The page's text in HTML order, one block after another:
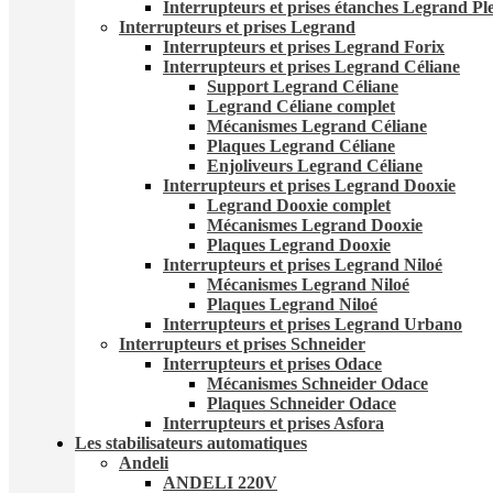
Interrupteurs et prises étanches Legrand
Interrupteurs et prises Legrand
Interrupteurs et prises Legrand Forix
Interrupteurs et prises Legrand Céliane
Support Legrand Céliane
Legrand Céliane complet
Mécanismes Legrand Céliane
Plaques Legrand Céliane
Enjoliveurs Legrand Céliane
Interrupteurs et prises Legrand Dooxie
Legrand Dooxie complet
Mécanismes Legrand Dooxie
Plaques Legrand Dooxie
Interrupteurs et prises Legrand Niloé
Mécanismes Legrand Niloé
Plaques Legrand Niloé
Interrupteurs et prises Legrand Urbano
Interrupteurs et prises Schneider
Interrupteurs et prises Odace
Mécanismes Schneider Odace
Plaques Schneider Odace
Interrupteurs et prises Asfora
Les stabilisateurs automatiques
Andeli
ANDELI 220V